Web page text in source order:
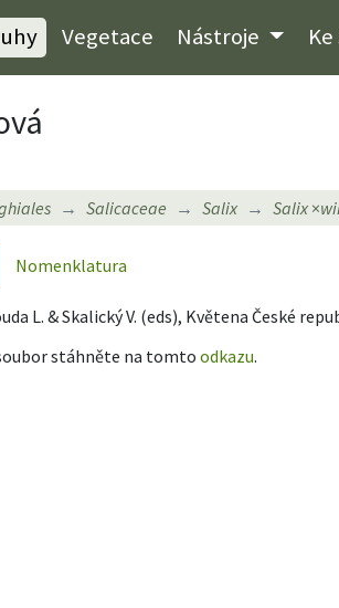
Vegetace Nástroje
Salicaceae Salix Salix ×
Nomenklatura
L. & Skalický V. (eds), Květena České
stáhněte na tomto odkazu.